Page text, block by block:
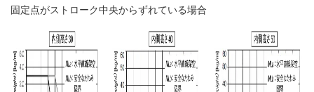
固定点がストローク中央からずれている場合